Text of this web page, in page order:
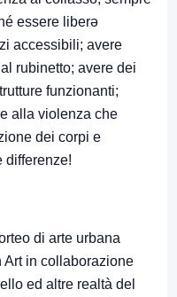
essere liberə
accessibili; avere
rubinetto; avere dei
funzionanti;
alla violenza che
dei corpi e
differenze!
di arte urbana
Art in collaborazione
ed altre realtà del